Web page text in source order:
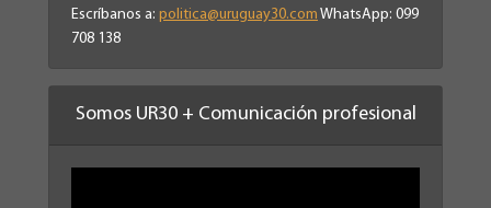
Escríbanos a: politica@uruguay30.com WhatsApp: 099
708 138
Somos UR30 + Comunicación profesional